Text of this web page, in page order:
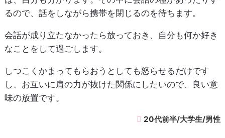
るので、話をしながら携帯を閉じるのを待ちます。
会話が成り立たなかったら放っておき、自分も何か好き
なことをして過ごします。
しつこくかまってもらおうとしても怒らせるだけです
し、お互いに肩の力が抜けた関係にしたいので、良い意
味の放置です。
20代前半/大学生/男性